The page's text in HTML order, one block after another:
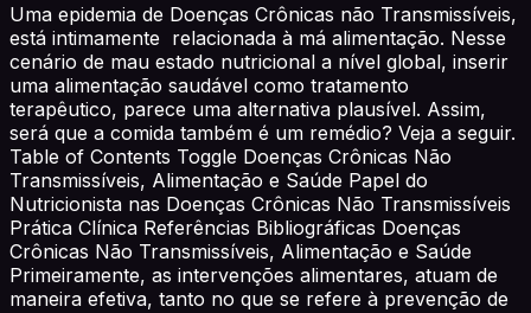
Uma epidemia de Doenças Crônicas não Transmissíveis,
está intimamente relacionada à má alimentação. Nesse
cenário de mau estado nutricional a nível global, inserir
uma alimentação saudável como tratamento
terapêutico, parece uma alternativa plausível. Assim,
será que a comida também é um remédio? Veja a seguir.
Table of Contents Toggle Doenças Crônicas Não
Transmissíveis, Alimentação e Saúde Papel do
Nutricionista nas Doenças Crônicas Não Transmissíveis
Prática Clínica Referências Bibliográficas Doenças
Crônicas Não Transmissíveis, Alimentação e Saúde
Primeiramente, as intervenções alimentares, atuam de
maneira efetiva, tanto no que se refere à prevenção de